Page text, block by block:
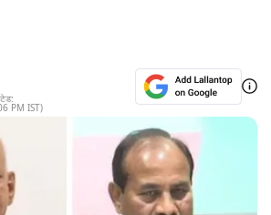
PM IST)